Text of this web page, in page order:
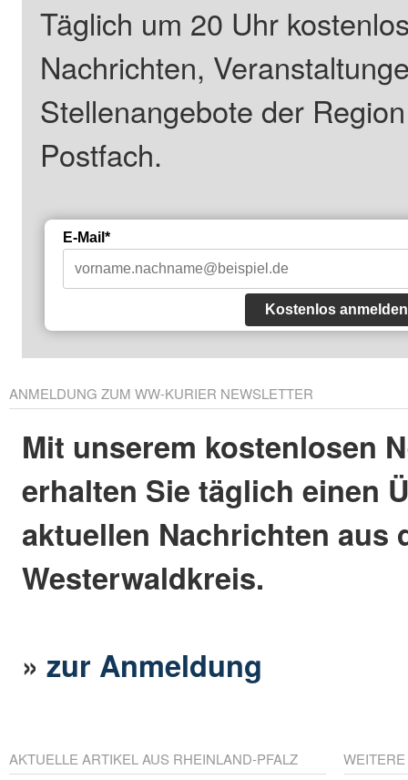
Täglich um 20 Uhr
Nachrichten,
Stellenangebote der
Postfach.
E-Mail*
Kostenlos anmelden
ANMELDUNG ZUM WW-KURIER NEWSLETTER
Mit unserem kostenlosen
erhalten Sie täglich einen
aktuellen Nachrichten aus
Westerwaldkreis.
»zur Anmeldung
AKTUELLE ARTIKEL AUS RHEINLAND-PFALZ